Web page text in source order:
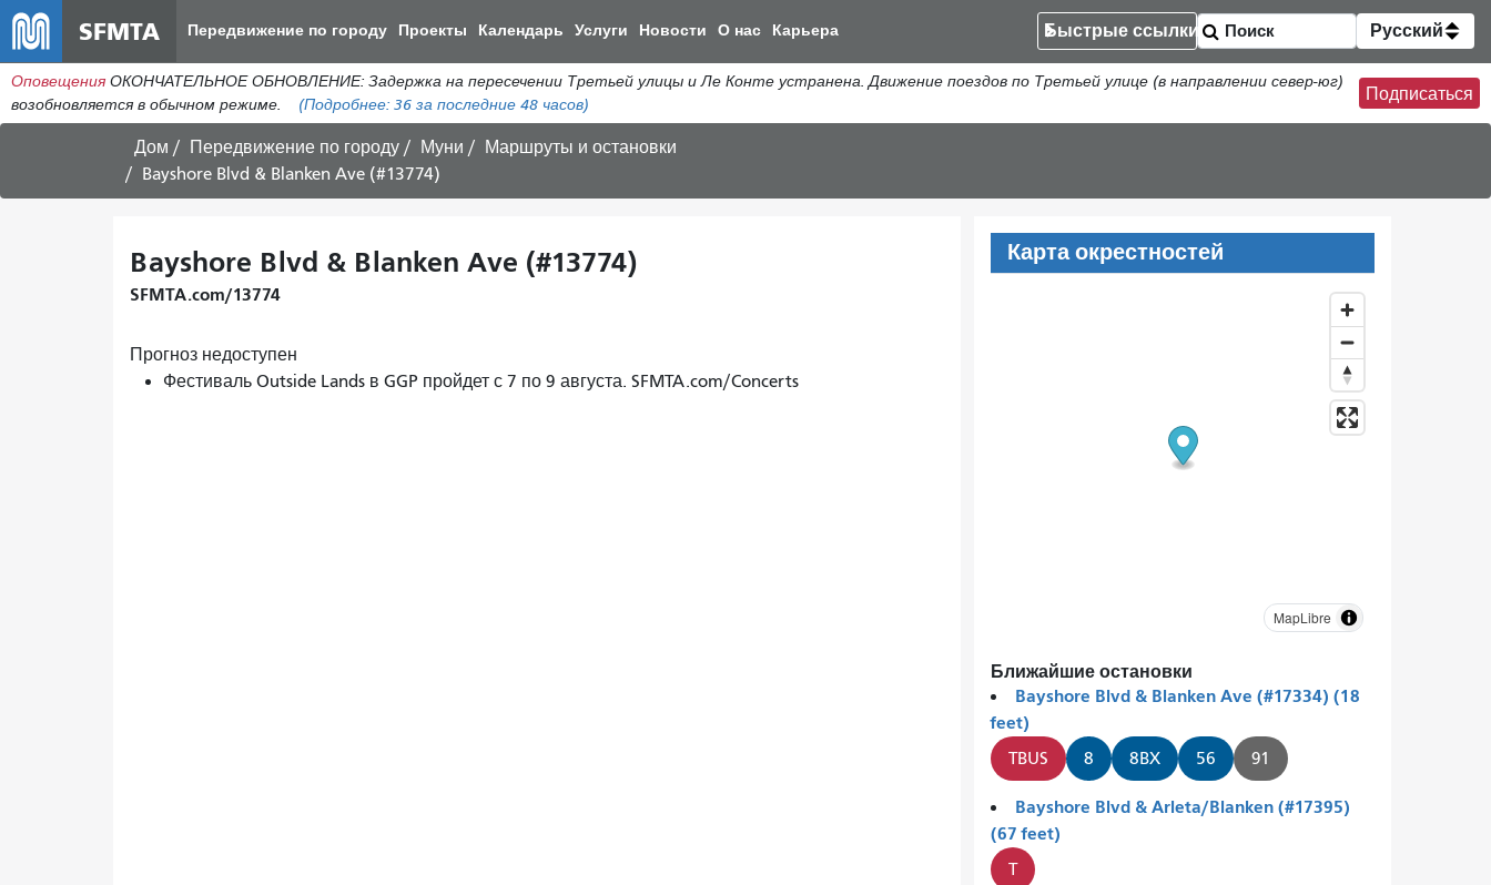
к
общему
содержанию
SFMTA Передвижение по городу Проекты Календарь Услуги Новости О нас Карьера Быстрые ссылки Русский
Оповещения ОКОНЧАТЕЛЬНОЕ ОБНОВЛЕНИЕ: Задержка на пересечении Третьей улицы и Ле Конте устранена. Движение поездов по Третьей улице (в направлении север-юг)
возобновляется в обычном режиме.
(Подробнее: 36 за последние 48 часов)
Подписаться
Дом Передвижение по городу Муни
Маршруты и остановки
Bayshore Blvd & Blanken Ave (#13774)
Bayshore Blvd & Blanken Ave (#13774)
SFMTA.com/13774
Прогноз недоступен
Фестиваль Outside Lands в GGP пройдет с 7 по 9 августа. SFMTA.com/Concerts
Карта окрестностей
MapLibre
Ближайшие остановки
Bayshore Blvd & Blanken Ave (#17334) (18
feet)
TBUS 8 8BX 56 91
Bayshore Blvd & Arleta/Blanken (#17395)
(67 feet)
T